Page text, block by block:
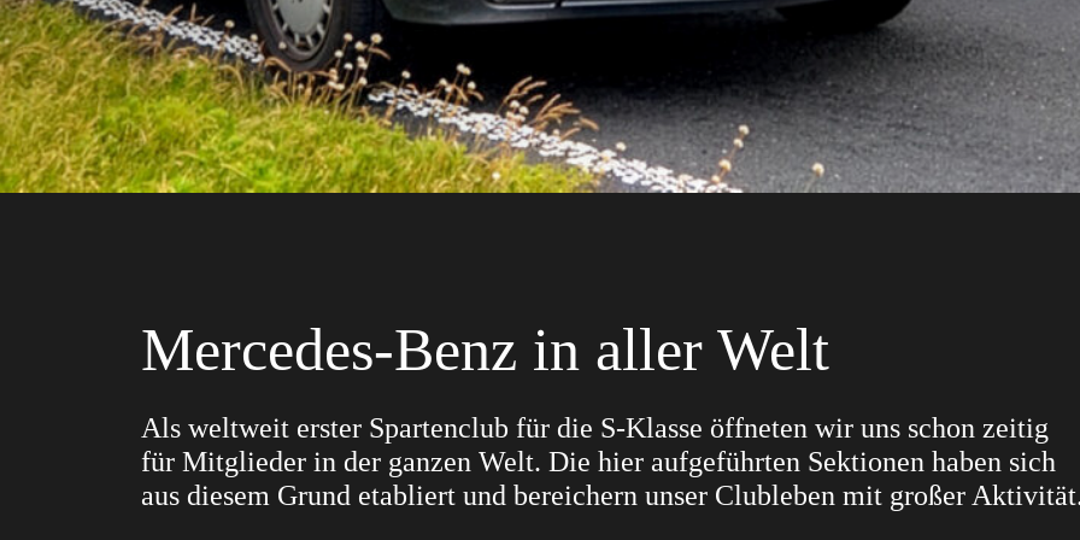
Mercedes-Benz in aller Welt
Als weltweit erster Spartenclub für die S-Klasse öffneten wir uns schon zeitig
für Mitglieder in der ganzen Welt. Die hier aufgeführten Sektionen haben sich
aus diesem Grund etabliert und bereichern unser Clubleben mit großer